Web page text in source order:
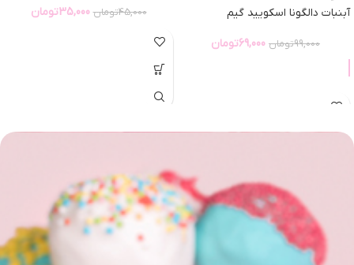
آبنبات دالگونا اسکویید گیم
99,000تومان 69,000تومان
45,000تومان 35,000تومان